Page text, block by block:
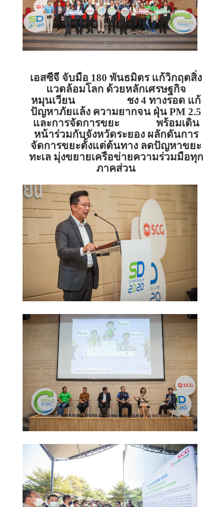
เอสซีจี จับมือ 180 พันธมิตร แก้วิกฤตสิ่ง
แวดล้อมโลก ด้วยหลักเศรษฐกิจ
หมุนเวียน
ชง 4 ทางรอด แก้
ปัญหาภัยแล้ง ความยากจน ฝุ่น PM 2.5
และการจัดการขยะ
พร้อมเดิน
หน้าร่วมกับจังหวัดระยอง ผลักดันการ
จัดการขยะตั้งแต่ต้นทาง ลดปัญหาขยะ
ทะเล มุ่งขยายเครือข่ายความร่วมมือทุก
ภาคส่วน